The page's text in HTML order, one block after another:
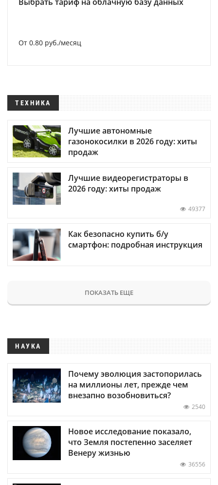
От 0.80 руб./месяц
ТЕХНИКА
Лучшие автономные
газонокосилки в 2026 году: хиты
продаж
Лучшие видеорегистраторы в
2026 году: хиты продаж
49377
Как безопасно купить б/у
смартфон: подробная инструкция
ПОКАЗАТЬ ЕЩЕ
НАУКА
Почему эволюция застопорилась
на миллионы лет, прежде чем
внезапно возобновиться?
2540
Новое исследование показало,
что Земля постепенно заселяет
Венеру жизнью
36556